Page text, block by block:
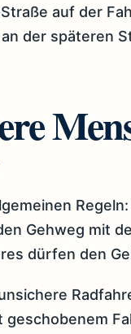
auf der
der späteren
Gehweg mit
dürfen den
geschobenem